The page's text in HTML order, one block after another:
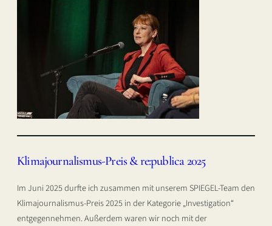
Klimajournalismus-Preis & re:publica 2025
Im Juni 2025 durfte ich zusammen mit unserem SPIEGEL-Team den
Klimajournalismus-Preis 2025 in der Kategorie „Investigation“
entgegennehmen. Außerdem waren wir noch mit der